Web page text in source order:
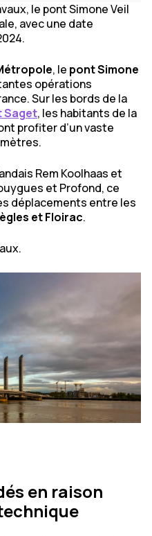
le pont Simone Veil
avec une date
, le pont Simone
opérations
Sur les bords de la
Saget, les habitants de la
profiter d’un vaste
Rem Koolhaas et
et Profond, ce
déplacements entre les
et Floirac.
en raison